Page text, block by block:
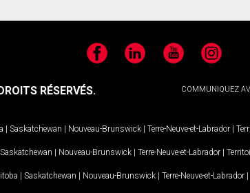
FacebookLinkedIn YouTubeInstagram
COMMUNIQUEZ
RÉSERVÉS.
| Saskatchewan | Nouveau-Brunswick | Terre-Neuve-et-Labrador |
Saskatchewan | Nouveau-Brunswick | Terre-Neuve-et-Labrador |
| Saskatchewan | Nouveau-Brunswick | Terre-Neuve-et-Labrador |